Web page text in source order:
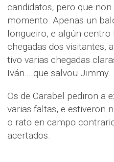
candidatos, pero que
momento. Apenas un
longueiro, e algún
chegadas dos visitantes,
tivo varias chegadas
Iván… que salvou Jimmy.
Os de Carabel pediron a
varias faltas, e estiveron
o rato en campo
acertados.